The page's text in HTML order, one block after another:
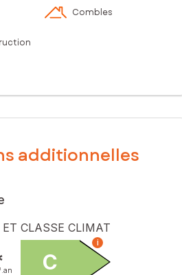
Combles
additionnelles
CLASSE CLIMAT
an C
i